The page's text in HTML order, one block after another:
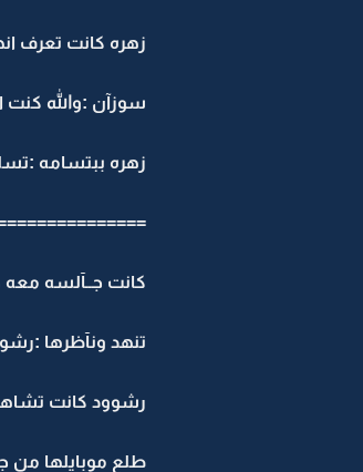
زهره كانت تعرف
سوزآن :والله كنت
زهره ببتسامه
كانت جــآلسه
تنهد ونآظرها
رشوود كانت
طلع موبايلها من